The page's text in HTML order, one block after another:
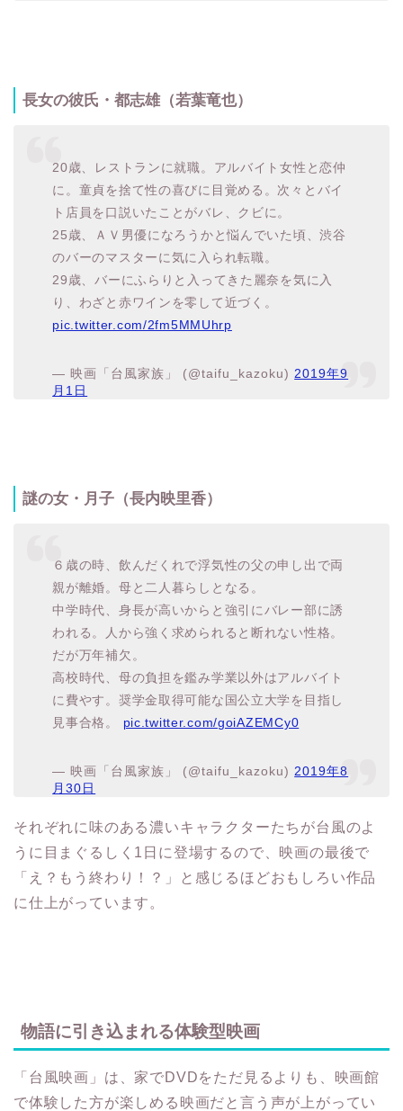
長女の彼氏・都志雄（若葉竜也）
20歳、レストランに就職。アルバイト女性と恋仲
に。童貞を捨て性の喜びに目覚める。次々とバイ
ト店員を口説いたことがバレ、クビに。
25歳、ＡＶ男優になろうかと悩んでいた頃、渋谷
のバーのマスターに気に入られ転職。
29歳、バーにふらりと入ってきた麗奈を気に入
り、わざと赤ワインを零して近づく。
pic.twitter.com/2fm5MMUhrp
— 映画「台風家族」 (@taifu_kazoku) 2019年9
月1日
謎の女・月子（長内映里香）
６歳の時、飲んだくれで浮気性の父の申し出で両
親が離婚。母と二人暮らしとなる。
中学時代、身長が高いからと強引にバレー部に誘
われる。人から強く求められると断れない性格。
だが万年補欠。
高校時代、母の負担を鑑み学業以外はアルバイト
に費やす。奨学金取得可能な国公立大学を目指し
見事合格。 pic.twitter.com/goiAZEMCy0
— 映画「台風家族」 (@taifu_kazoku) 2019年8
月30日
それぞれに味のある濃いキャラクターたちが台風のよ
うに目まぐるしく1日に登場するので、映画の最後で
「え？もう終わり！？」と感じるほどおもしろい作品
に仕上がっています。
物語に引き込まれる体験型映画
「台風映画」は、家でDVDをただ見るよりも、映画館
で体験した方が楽しめる映画だと言う声が上がってい